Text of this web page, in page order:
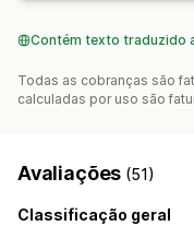
Contém texto traduzido
Todas as cobranças são
calculadas por uso são
Avaliações (51)
Classificação geral